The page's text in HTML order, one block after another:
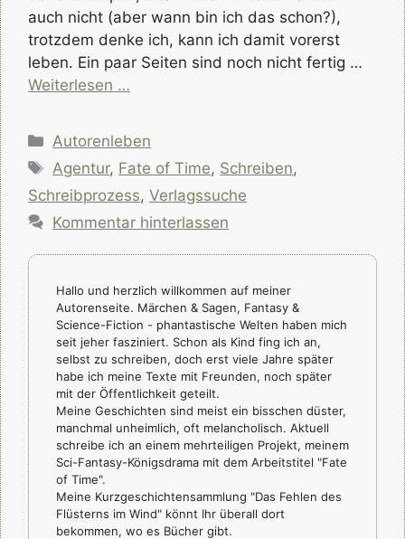
auch nicht (aber wann bin ich das schon?),
trotzdem denke ich, kann ich damit vorerst
leben. Ein paar Seiten sind noch nicht fertig …
Weiterlesen …
Kategorien
Autorenleben
Schlagwörter
Agentur, Fate of Time, Schreiben,
Schreibprozess, Verlagssuche
Kommentar hinterlassen
Hallo und herzlich willkommen auf meiner
Autorenseite. Märchen & Sagen, Fantasy &
Science-Fiction - phantastische Welten haben mich
seit jeher fasziniert. Schon als Kind fing ich an,
selbst zu schreiben, doch erst viele Jahre später
habe ich meine Texte mit Freunden, noch später
mit der Öffentlichkeit geteilt.
Meine Geschichten sind meist ein bisschen düster,
manchmal unheimlich, oft melancholisch. Aktuell
schreibe ich an einem mehrteiligen Projekt, meinem
Sci-Fantasy-Königsdrama mit dem Arbeitstitel "Fate
of Time".
Meine Kurzgeschichtensammlung "Das Fehlen des
Flüsterns im Wind" könnt Ihr überall dort
bekommen, wo es Bücher gibt.